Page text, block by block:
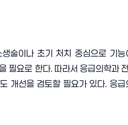
술이나 초기 처치 중심으로 기
필요로 한다. 따라서 응급의학과
개선을 검토할 필요가 있다. 응급